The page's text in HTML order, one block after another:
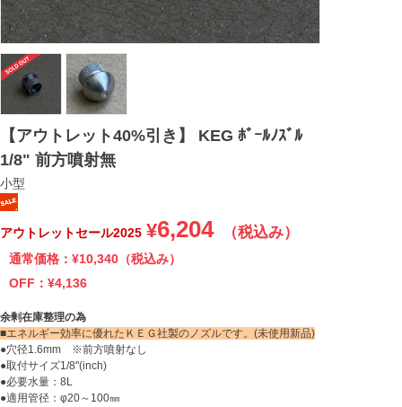
【アウトレット40%引き】 KEG ﾎﾞｰﾙﾉｽﾞﾙ
1/8" 前方噴射無
小型
アウトレットセール2025 ¥6,204 （税込み）
通常価格：¥10,340 （税込み）
OFF：¥4,136
余剰在庫整理の為
■エネルギー効率に優れたＫＥＧ社製のノズルです。(未使用新品)
●穴径1.6mm ※前方噴射なし
●取付サイズ1/8"(inch)
●必要水量：8L
●適用管径：φ20～100㎜